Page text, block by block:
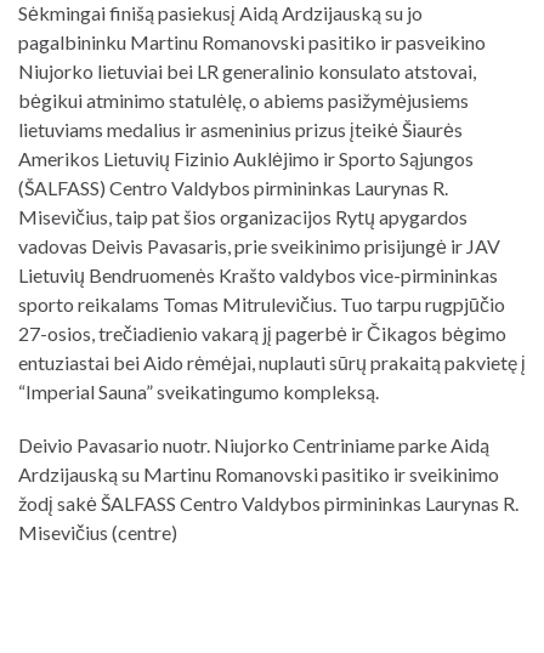
Sėkmingai finišą pasiekusį Aidą Ardzijauską su jo
pagalbininku Martinu Romanovski pasitiko ir pasveikino
Niujorko lietuviai bei LR generalinio konsulato atstovai,
bėgikui atminimo statulėlę, o abiems pasižymėjusiems
lietuviams medalius ir asmeninius prizus įteikė Šiaurės
Amerikos Lietuvių Fizinio Auklėjimo ir Sporto Sąjungos
(ŠALFASS) Centro Valdybos pirmininkas Laurynas R.
Misevičius, taip pat šios organizacijos Rytų apygardos
vadovas Deivis Pavasaris, prie sveikinimo prisijungė ir JAV
Lietuvių Bendruomenės Krašto valdybos vice-pirmininkas
sporto reikalams Tomas Mitrulevičius. Tuo tarpu rugpjūčio
27-osios, trečiadienio vakarą jį pagerbė ir Čikagos bėgimo
entuziastai bei Aido rėmėjai, nuplauti sūrų prakaitą pakvietę į
“Imperial Sauna” sveikatingumo kompleksą.
Deivio Pavasario nuotr. Niujorko Centriniame parke Aidą
Ardzijauską su Martinu Romanovski pasitiko ir sveikinimo
žodį sakė ŠALFASS Centro Valdybos pirmininkas Laurynas R.
Misevičius (centre)